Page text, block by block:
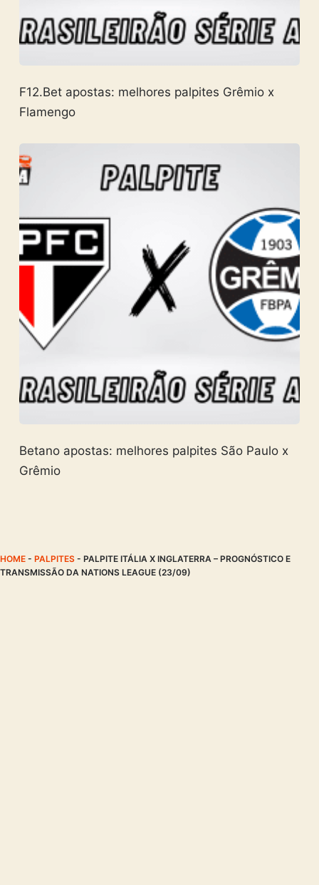
F12.Bet apostas: melhores palpites Grêmio x
Flamengo
Betano apostas: melhores palpites São Paulo x
Grêmio
HOME - PALPITES - PALPITE ITÁLIA X INGLATERRA – PROGNÓSTICO E
TRANSMISSÃO DA NATIONS LEAGUE (23/09)